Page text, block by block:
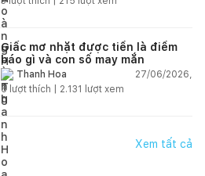
Giấc mơ nhặt được tiền là điềm
báo gì và con số may mắn
Thanh Hoa
27/06/2026,
6 lượt thích | 2.131 lượt xem
Xem tất cả